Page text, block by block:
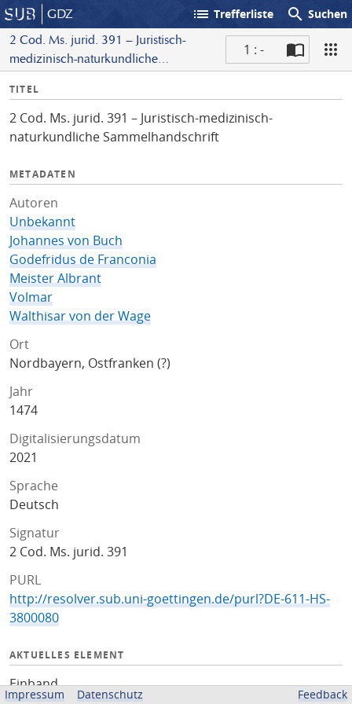
GDZ list Trefferliste search Suchen
2 Cod. Ms. jurid. 391 – Juristisch-
medizinisch-naturkundliche
1 : -
I
f
o
TITEL
2 Cod. Ms. jurid. 391 – Juristisch-medizinisch-
naturkundliche Sammelhandschrift
METADATEN
Autoren
Unbekannt
Johannes von Buch
Godefridus de Franconia
Meister Albrant
Volmar
Walthisar von der Wage
Ort
Nordbayern, Ostfranken (?)
Jahr
1474
Digitalisierungsdatum
2021
Sprache
Deutsch
Signatur
2 Cod. Ms. jurid. 391
PURL
http://resolver.sub.uni-goettingen.de/purl?DE-611-HS-
3800080
AKTUELLES ELEMENT
Einband
Impressum Datenschutz Feedback